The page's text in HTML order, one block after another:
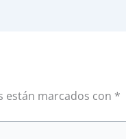
están marcados con *